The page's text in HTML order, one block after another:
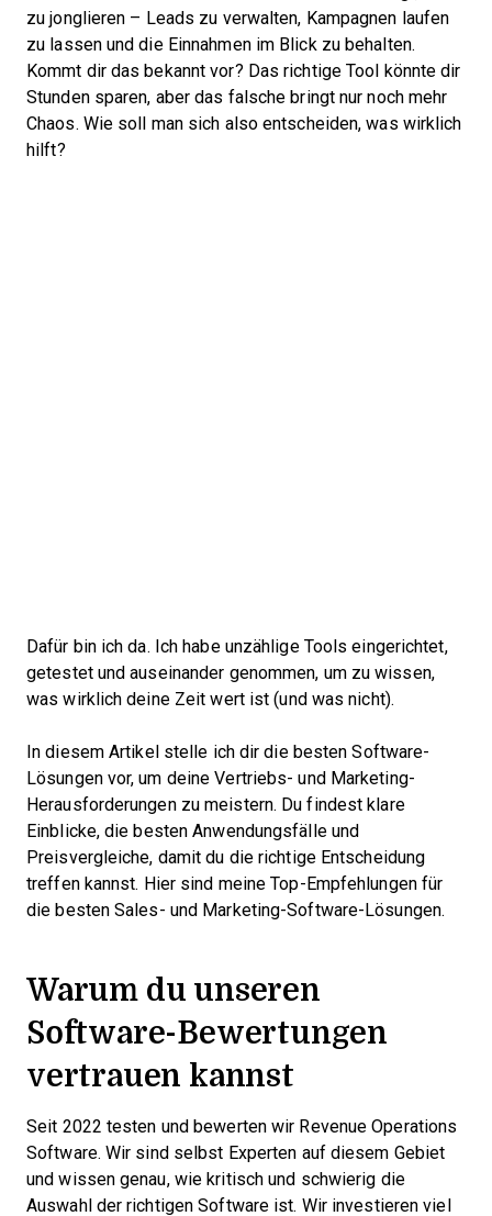
zu jonglieren – Leads zu verwalten, Kampagnen laufen
zu lassen und die Einnahmen im Blick zu behalten.
Kommt dir das bekannt vor? Das richtige Tool könnte dir
Stunden sparen, aber das falsche bringt nur noch mehr
Chaos. Wie soll man sich also entscheiden, was wirklich
hilft?
Dafür bin ich da. Ich habe unzählige Tools eingerichtet,
getestet und auseinander genommen, um zu wissen,
was wirklich deine Zeit wert ist (und was nicht).
In diesem Artikel stelle ich dir die besten Software-
Lösungen vor, um deine Vertriebs- und Marketing-
Herausforderungen zu meistern. Du findest klare
Einblicke, die besten Anwendungsfälle und
Preisvergleiche, damit du die richtige Entscheidung
treffen kannst. Hier sind meine Top-Empfehlungen für
die besten Sales- und Marketing-Software-Lösungen.
Warum du unseren
Software-Bewertungen
vertrauen kannst
Seit 2022 testen und bewerten wir Revenue Operations
Software. Wir sind selbst Experten auf diesem Gebiet
und wissen genau, wie kritisch und schwierig die
Auswahl der richtigen Software ist. Wir investieren viel